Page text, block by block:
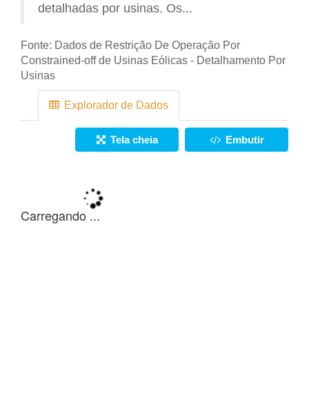
detalhadas por usinas. Os...
Fonte: Dados de Restrição De Operação Por
Constrained-off de Usinas Eólicas - Detalhamento Por
Usinas
Explorador de Dados
Tela cheia Embutir